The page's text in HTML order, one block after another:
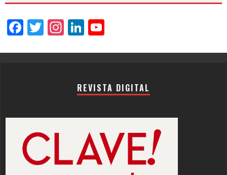
Facebook
Twitter
Instagram
LinkedIn
REVISTA DIGITAL